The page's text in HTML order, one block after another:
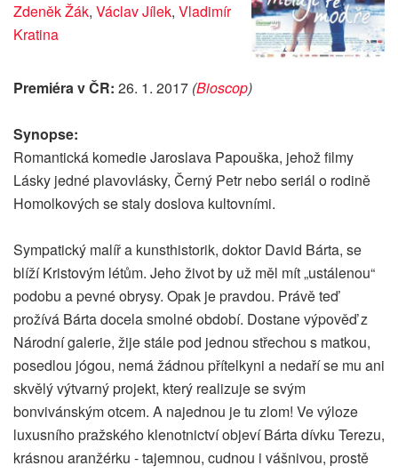
Zdeněk Žák, Václav Jílek, Vladimír
Kratina
Premiéra v ČR: 26. 1. 2017 (Bioscop)
Synopse:
Romantická komedie Jaroslava Papouška, jehož filmy
Lásky jedné plavovlásky, Černý Petr nebo seriál o rodině
Homolkových se staly doslova kultovními.
Sympatický malíř a kunsthistorik, doktor David Bárta, se
blíží Kristovým létům. Jeho život by už měl mít „ustálenou“
podobu a pevné obrysy. Opak je pravdou. Právě teď
prožívá Bárta docela smolné období. Dostane výpověď z
Národní galerie, žije stále pod jednou střechou s matkou,
posedlou jógou, nemá žádnou přítelkyni a nedaří se mu ani
skvělý výtvarný projekt, který realizuje se svým
bonvivánským otcem. A najednou je tu zlom! Ve výloze
luxusního pražského klenotnictví objeví Bárta dívku Terezu,
krásnou aranžérku - tajemnou, cudnou i vášnivou, prostě